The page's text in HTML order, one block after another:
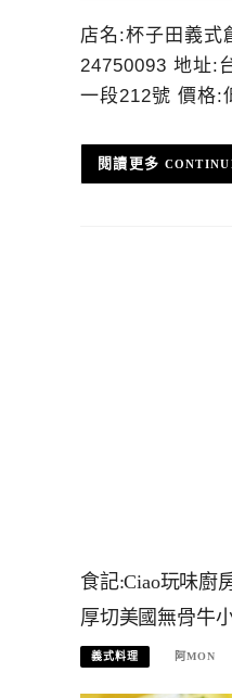
店名:杯子田義式
24750093 地址:
一段212號 價格:
食記:Ciao玩味廚
厚切美國無骨牛
義式料理 阿MON